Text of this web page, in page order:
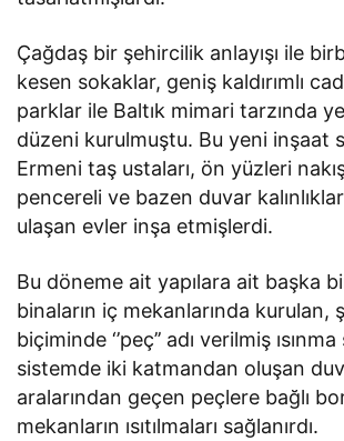
Çağdaş bir şehircilik anlayışı ile
kesen sokaklar, geniş kaldırımlı
parklar ile Baltık mimari tarzında
düzeni kurulmuştu. Bu yeni inşaat
Ermeni taş ustaları, ön yüzleri
pencereli ve bazen duvar
ulaşan evler inşa etmişlerdi.
Bu döneme ait yapılara ait başka
binaların iç mekanlarında kurulan,
biçiminde ‘’peç’’ adı verilmiş
sistemde iki katmandan oluşan
aralarından geçen peçlere bağlı
mekanların ısıtılmaları sağlanırdı.